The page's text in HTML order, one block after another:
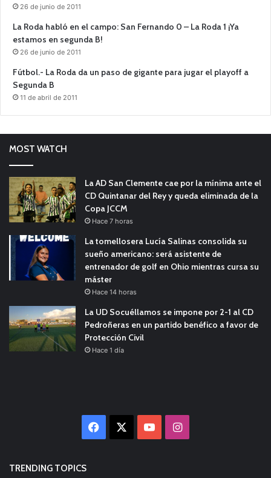
26 de junio de 2011
La Roda habló en el campo: San Fernando 0 – La Roda 1 ¡Ya
estamos en segunda B!
26 de junio de 2011
Fútbol.- La Roda da un paso de gigante para jugar el playoff a
Segunda B
11 de abril de 2011
MOST WATCH
La AD San Clemente cae por la mínima ante el
CD Quintanar del Rey y queda eliminada de la
Copa JCCM
Hace 7 horas
La tomellosera Lucía Salinas consolida su
sueño americano: será asistente de
entrenador de golf en Ohio mientras cursa su
máster
Hace 14 horas
La UD Socuéllamos se impone por 2-1 al CD
Pedroñeras en un partido benéfico a favor de
Protección Civil
Hace 1 día
Facebook YouTubeInstagram
TRENDING TOPICS